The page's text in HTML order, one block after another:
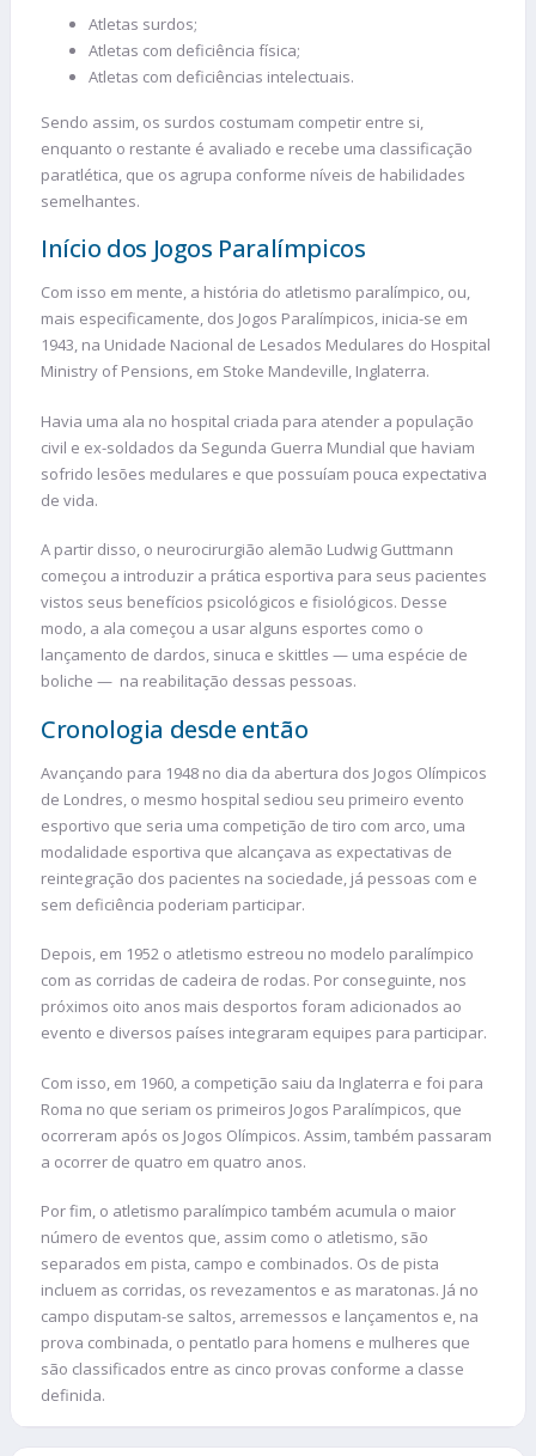
Atletas surdos;
Atletas com deficiência física;
Atletas com deficiências intelectuais.
Sendo assim, os surdos costumam competir entre si,
enquanto o restante é avaliado e recebe uma classificação
paratlética, que os agrupa conforme níveis de habilidades
semelhantes.
Início dos Jogos Paralímpicos
Com isso em mente, a história do atletismo paralímpico, ou,
mais especificamente, dos Jogos Paralímpicos, inicia-se em
1943, na Unidade Nacional de Lesados Medulares do Hospital
Ministry of Pensions, em Stoke Mandeville, Inglaterra.
Havia uma ala no hospital criada para atender a população
civil e ex-soldados da Segunda Guerra Mundial que haviam
sofrido lesões medulares e que possuíam pouca expectativa
de vida.
A partir disso, o neurocirurgião alemão Ludwig Guttmann
começou a introduzir a prática esportiva para seus pacientes
vistos seus benefícios psicológicos e fisiológicos. Desse
modo, a ala começou a usar alguns esportes como o
lançamento de dardos, sinuca e skittles — uma espécie de
boliche — na reabilitação dessas pessoas.
Cronologia desde então
Avançando para 1948 no dia da abertura dos Jogos Olímpicos
de Londres, o mesmo hospital sediou seu primeiro evento
esportivo que seria uma competição de tiro com arco, uma
modalidade esportiva que alcançava as expectativas de
reintegração dos pacientes na sociedade, já pessoas com e
sem deficiência poderiam participar.
Depois, em 1952 o atletismo estreou no modelo paralímpico
com as corridas de cadeira de rodas. Por conseguinte, nos
próximos oito anos mais desportos foram adicionados ao
evento e diversos países integraram equipes para participar.
Com isso, em 1960, a competição saiu da Inglaterra e foi para
Roma no que seriam os primeiros Jogos Paralímpicos, que
ocorreram após os Jogos Olímpicos. Assim, também passaram
a ocorrer de quatro em quatro anos.
Por fim, o atletismo paralímpico também acumula o maior
número de eventos que, assim como o atletismo, são
separados em pista, campo e combinados. Os de pista
incluem as corridas, os revezamentos e as maratonas. Já no
campo disputam-se saltos, arremessos e lançamentos e, na
prova combinada, o pentatlo para homens e mulheres que
são classificados entre as cinco provas conforme a classe
definida.